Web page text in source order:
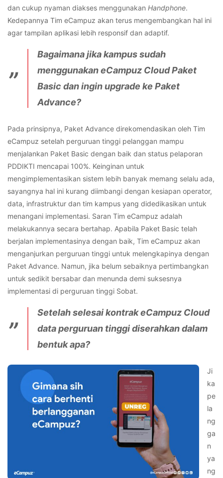
dan cukup nyaman diakses menggunakan Handphone.
Kedepannya Tim eCampuz akan terus mengembangkan hal ini
agar tampilan aplikasi lebih responsif dan adaptif.
Bagaimana jika kampus sudah
menggunakan eCampuz Cloud Paket
Basic dan ingin upgrade ke Paket
Advance?
Pada prinsipnya, Paket Advance direkomendasikan oleh Tim
eCampuz setelah perguruan tinggi pelanggan mampu
menjalankan Paket Basic dengan baik dan status pelaporan
PDDIKTI mencapai 100%. Keinginan untuk
mengimplementasikan sistem lebih banyak memang selalu ada,
sayangnya hal ini kurang diimbangi dengan kesiapan operator,
data, infrastruktur dan tim kampus yang didedikasikan untuk
menangani implementasi. Saran Tim eCampuz adalah
melakukannya secara bertahap. Apabila Paket Basic telah
berjalan implementasinya dengan baik, Tim eCampuz akan
menganjurkan perguruan tinggi untuk melengkapinya dengan
Paket Advance. Namun, jika belum sebaiknya pertimbangkan
untuk sedikit bersabar dan menunda demi suksesnya
implementasi di perguruan tinggi Sobat.
Setelah selesai kontrak eCampuz Cloud
data perguruan tinggi diserahkan dalam
bentuk apa?
Ji
ka
pe
la
ng
ga
n
ya
ng